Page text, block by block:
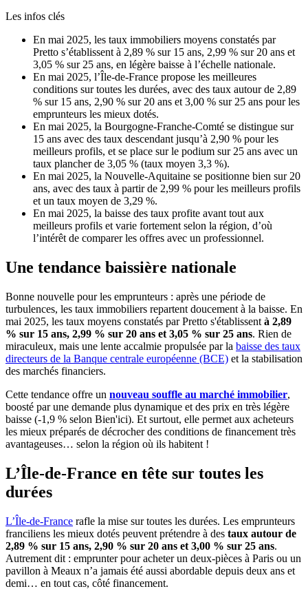
Les infos clés
En mai 2025, les taux immobiliers moyens constatés par
Pretto s’établissent à 2,89 % sur 15 ans, 2,99 % sur 20 ans et
3,05 % sur 25 ans, en légère baisse à l’échelle nationale.
En mai 2025, l’Île-de-France propose les meilleures
conditions sur toutes les durées, avec des taux autour de 2,89
% sur 15 ans, 2,90 % sur 20 ans et 3,00 % sur 25 ans pour les
emprunteurs les mieux dotés.
En mai 2025, la Bourgogne-Franche-Comté se distingue sur
15 ans avec des taux descendant jusqu’à 2,90 % pour les
meilleurs profils, et se place sur le podium sur 25 ans avec un
taux plancher de 3,05 % (taux moyen 3,3 %).
En mai 2025, la Nouvelle-Aquitaine se positionne bien sur 20
ans, avec des taux à partir de 2,99 % pour les meilleurs profils
et un taux moyen de 3,29 %.
En mai 2025, la baisse des taux profite avant tout aux
meilleurs profils et varie fortement selon la région, d’où
l’intérêt de comparer les offres avec un professionnel.
Une tendance baissière nationale
Bonne nouvelle pour les emprunteurs : après une période de
turbulences, les taux immobiliers repartent doucement à la baisse. En
mai 2025, les taux moyens constatés par Pretto s'établissent à 2,89
% sur 15 ans, 2,99 % sur 20 ans et 3,05 % sur 25 ans. Rien de
miraculeux, mais une lente accalmie propulsée par la baisse des taux
directeurs de la Banque centrale européenne (BCE) et la stabilisation
des marchés financiers.
Cette tendance offre un nouveau souffle au marché immobilier,
boosté par une demande plus dynamique et des prix en très légère
baisse (-1,9 % selon Bien'ici). Et surtout, elle permet aux acheteurs
les mieux préparés de décrocher des conditions de financement très
avantageuses… selon la région où ils habitent !
L’Île-de-France en tête sur toutes les
durées
L’Île-de-France rafle la mise sur toutes les durées. Les emprunteurs
franciliens les mieux dotés peuvent prétendre à des taux autour de
2,89 % sur 15 ans, 2,90 % sur 20 ans et 3,00 % sur 25 ans.
Autrement dit : emprunter pour acheter un deux-pièces à Paris ou un
pavillon à Meaux n’a jamais été aussi abordable depuis deux ans et
demi… en tout cas, côté financement.